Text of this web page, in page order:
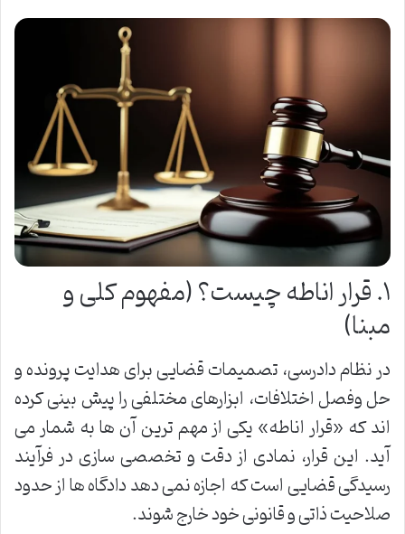
۱. قرار اناطه چیست؟ (مفهوم کلی و
مبنا)
در نظام دادرسی، تصمیمات قضایی برای هدایت پرونده و
حل وفصل اختلافات، ابزارهای مختلفی را پیش بینی کرده
اند که «قرار اناطه» یکی از مهم ترین آن ها به شمار می
آید. این قرار، نمادی از دقت و تخصصی سازی در فرآیند
رسیدگی قضایی است که اجازه نمی دهد دادگاه ها از حدود
صلاحیت ذاتی و قانونی خود خارج شوند.